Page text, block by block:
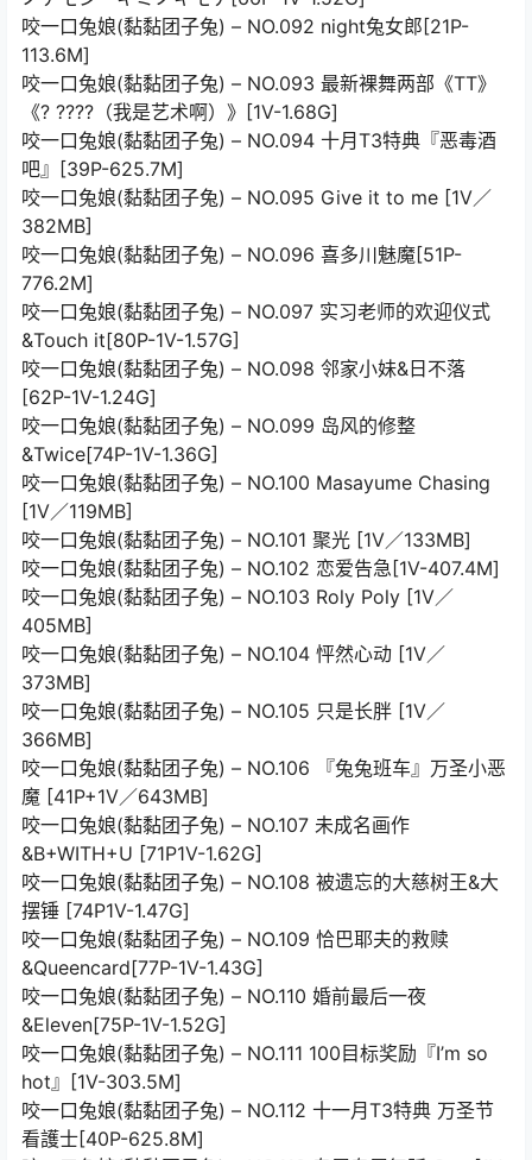
咬一口兔娘(黏黏团子兔) – NO.092 night兔女郎[21P-
113.6M]
咬一口兔娘(黏黏团子兔) – NO.093 最新裸舞两部《TT》
《? ????（我是艺术啊）》[1V-1.68G]
咬一口兔娘(黏黏团子兔) – NO.094 十月T3特典『恶毒酒
吧』[39P-625.7M]
咬一口兔娘(黏黏团子兔) – NO.095 Give it to me [1V／
382MB]
咬一口兔娘(黏黏团子兔) – NO.096 喜多川魅魔[51P-
776.2M]
咬一口兔娘(黏黏团子兔) – NO.097 实习老师的欢迎仪式
&Touch it[80P-1V-1.57G]
咬一口兔娘(黏黏团子兔) – NO.098 邻家小妹&日不落
[62P-1V-1.24G]
咬一口兔娘(黏黏团子兔) – NO.099 岛风的修整
&Twice[74P-1V-1.36G]
咬一口兔娘(黏黏团子兔) – NO.100 Masayume Chasing
[1V／119MB]
咬一口兔娘(黏黏团子兔) – NO.101 聚光 [1V／133MB]
咬一口兔娘(黏黏团子兔) – NO.102 恋爱告急[1V-407.4M]
咬一口兔娘(黏黏团子兔) – NO.103 Roly Poly [1V／
405MB]
咬一口兔娘(黏黏团子兔) – NO.104 怦然心动 [1V／
373MB]
咬一口兔娘(黏黏团子兔) – NO.105 只是长胖 [1V／
366MB]
咬一口兔娘(黏黏团子兔) – NO.106 『兔兔班车』万圣小恶
魔 [41P+1V／643MB]
咬一口兔娘(黏黏团子兔) – NO.107 未成名画作
&B+WITH+U [71P1V-1.62G]
咬一口兔娘(黏黏团子兔) – NO.108 被遗忘的大慈树王&大
摆锤 [74P1V-1.47G]
咬一口兔娘(黏黏团子兔) – NO.109 恰巴耶夫的救赎
&Queencard[77P-1V-1.43G]
咬一口兔娘(黏黏团子兔) – NO.110 婚前最后一夜
&Eleven[75P-1V-1.52G]
咬一口兔娘(黏黏团子兔) – NO.111 100目标奖励『I’m so
hot』[1V-303.5M]
咬一口兔娘(黏黏团子兔) – NO.112 十一月T3特典 万圣节
看護士[40P-625.8M]